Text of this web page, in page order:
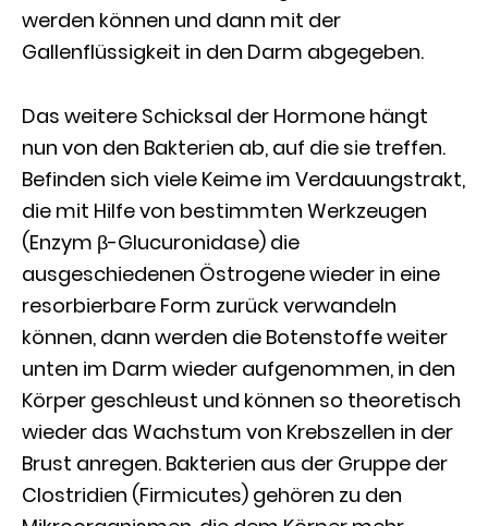
werden können und dann mit der
Gallenflüssigkeit in den Darm abgegeben.
Das weitere Schicksal der Hormone hängt
nun von den Bakterien ab, auf die sie treffen.
Befinden sich viele Keime im Verdauungstrakt,
die mit Hilfe von bestimmten Werkzeugen
(Enzym β-Glucuronidase) die
ausgeschiedenen Östrogene wieder in eine
resorbierbare Form zurück verwandeln
können, dann werden die Botenstoffe weiter
unten im Darm wieder aufgenommen, in den
Körper geschleust und können so theoretisch
wieder das Wachstum von Krebszellen in der
Brust anregen. Bakterien aus der Gruppe der
Clostridien (Firmicutes) gehören zu den